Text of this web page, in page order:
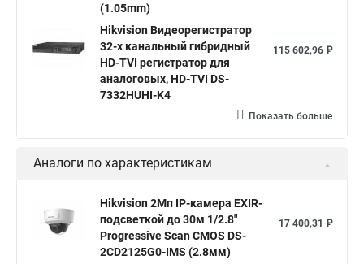
Hikvision 2cd2142fwd
Hikvision ds 2cd1148 hikvision ds 2cd1148 i b
hikvision ds 2cd2042wd i Видеокамера hikvision
Видеокамеры hikvision ds
Камера Hikvision ds 2ce16d8t
Видеокамера hikvision hiwatch
Камера Hikvision ds 2cd2442fwd
Уличная камера Hikvision ip camera
Hikvision поворотная камера Hikvision купольная
(1.05mm)
Hikvision Видеорегистратор
32-х канальный гибридный
HD-TVI регистратор для
аналоговых, HD-TVI DS-
7332HUHI-K4
115 602,96 ₽
Показать больше
Аналоги по характеристикам
Hikvision 2Мп IP-камера EXIR-
подсветкой до 30м 1/2.8"
Progressive Scan CMOS DS-
2CD2125G0-IMS (2.8мм)
17 400,31 ₽